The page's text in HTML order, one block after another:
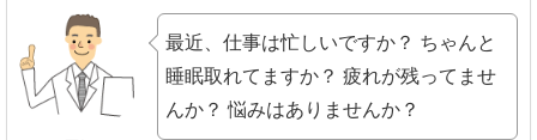
最近、仕事は忙しいですか？ ちゃんと
睡眠取れてますか？ 疲れが残ってませ
んか？ 悩みはありませんか？